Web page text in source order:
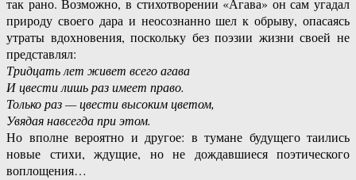
так рано. Возможно, в стихотворении «Агава» он сам угадал
природу своего дара и неосознанно шел к обрыву, опасаясь
утраты вдохновения, поскольку без поэзии жизни своей не
представлял:
Тридцать лет живет всего агава
И цвести лишь раз имеет право.
Только раз — цвести высоким цветом,
Увядая навсегда при этом.
Но вполне вероятно и другое: в тумане будущего таились
новые стихи, ждущие, но не дождавшиеся поэтического
воплощения…